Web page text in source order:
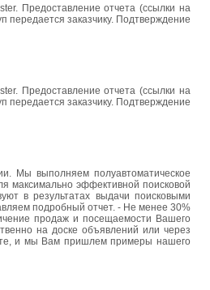
Предоставление отчета (ссылки на
передается заказчику. Подтверждение
Предоставление отчета (ссылки на
передается заказчику. Подтверждение
Мы выполняем полуавтоматическое
максимально эффективной поисковой
в результатах выдачи поисковыми
подробный отчет. - Не менее 30%
продаж и посещаемости Вашего
на доске объявлений или через
и мы Вам пришлем примеры нашего